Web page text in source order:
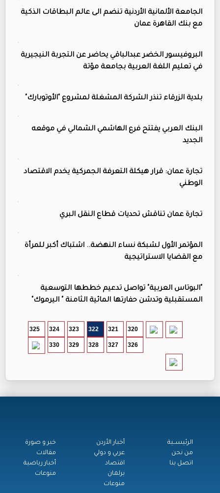
الجامعة الألمانية الأردنية تنضم الى عالم البطاقات الذكية
مع بنك القاهرة عمان
البروفيسور الخضر عبدالباقي يحاضر عن التجربة النيجيرية
في تعليم اللغة العربية بجامعة مؤتة
بلدية الزرقاء تنذر الشركة المشغلة لمشروع "الأوتوبارك"
البنك العربي يفتتح فرع الهاشمي الشمالي في موقعه
الجديد
تجارة عمان: قرار هيكلة التعرفة الجمركية يخدم الاقتصاد
الوطني
تجارة عمان تناقش تحديات قطاع النقل البري
المؤتمر الأول لشبكة نساء النهضة.. اشتباك أكبر للمرأة
مع القضايا الاستراتيجية
"البوتاس العربية" تواصل تدعيم خططها التوسعية
المستقبلية وتدشن حفارتها المائية الثامنة " اليرموك"
320
321
322
323
324
325
326
327
328
329
330
الرئيســية
من نحن
اتصل بنا
أخبار الأردن
عربي و دولي
اقتصاد
برلمان
منوعات
خبر و صورة
مقالات
أخبار رياضية
منوعات